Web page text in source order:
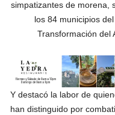
simpatizantes de morena,
los 84 municipios
Transformación del
Y destacó la labor de
han distinguido por